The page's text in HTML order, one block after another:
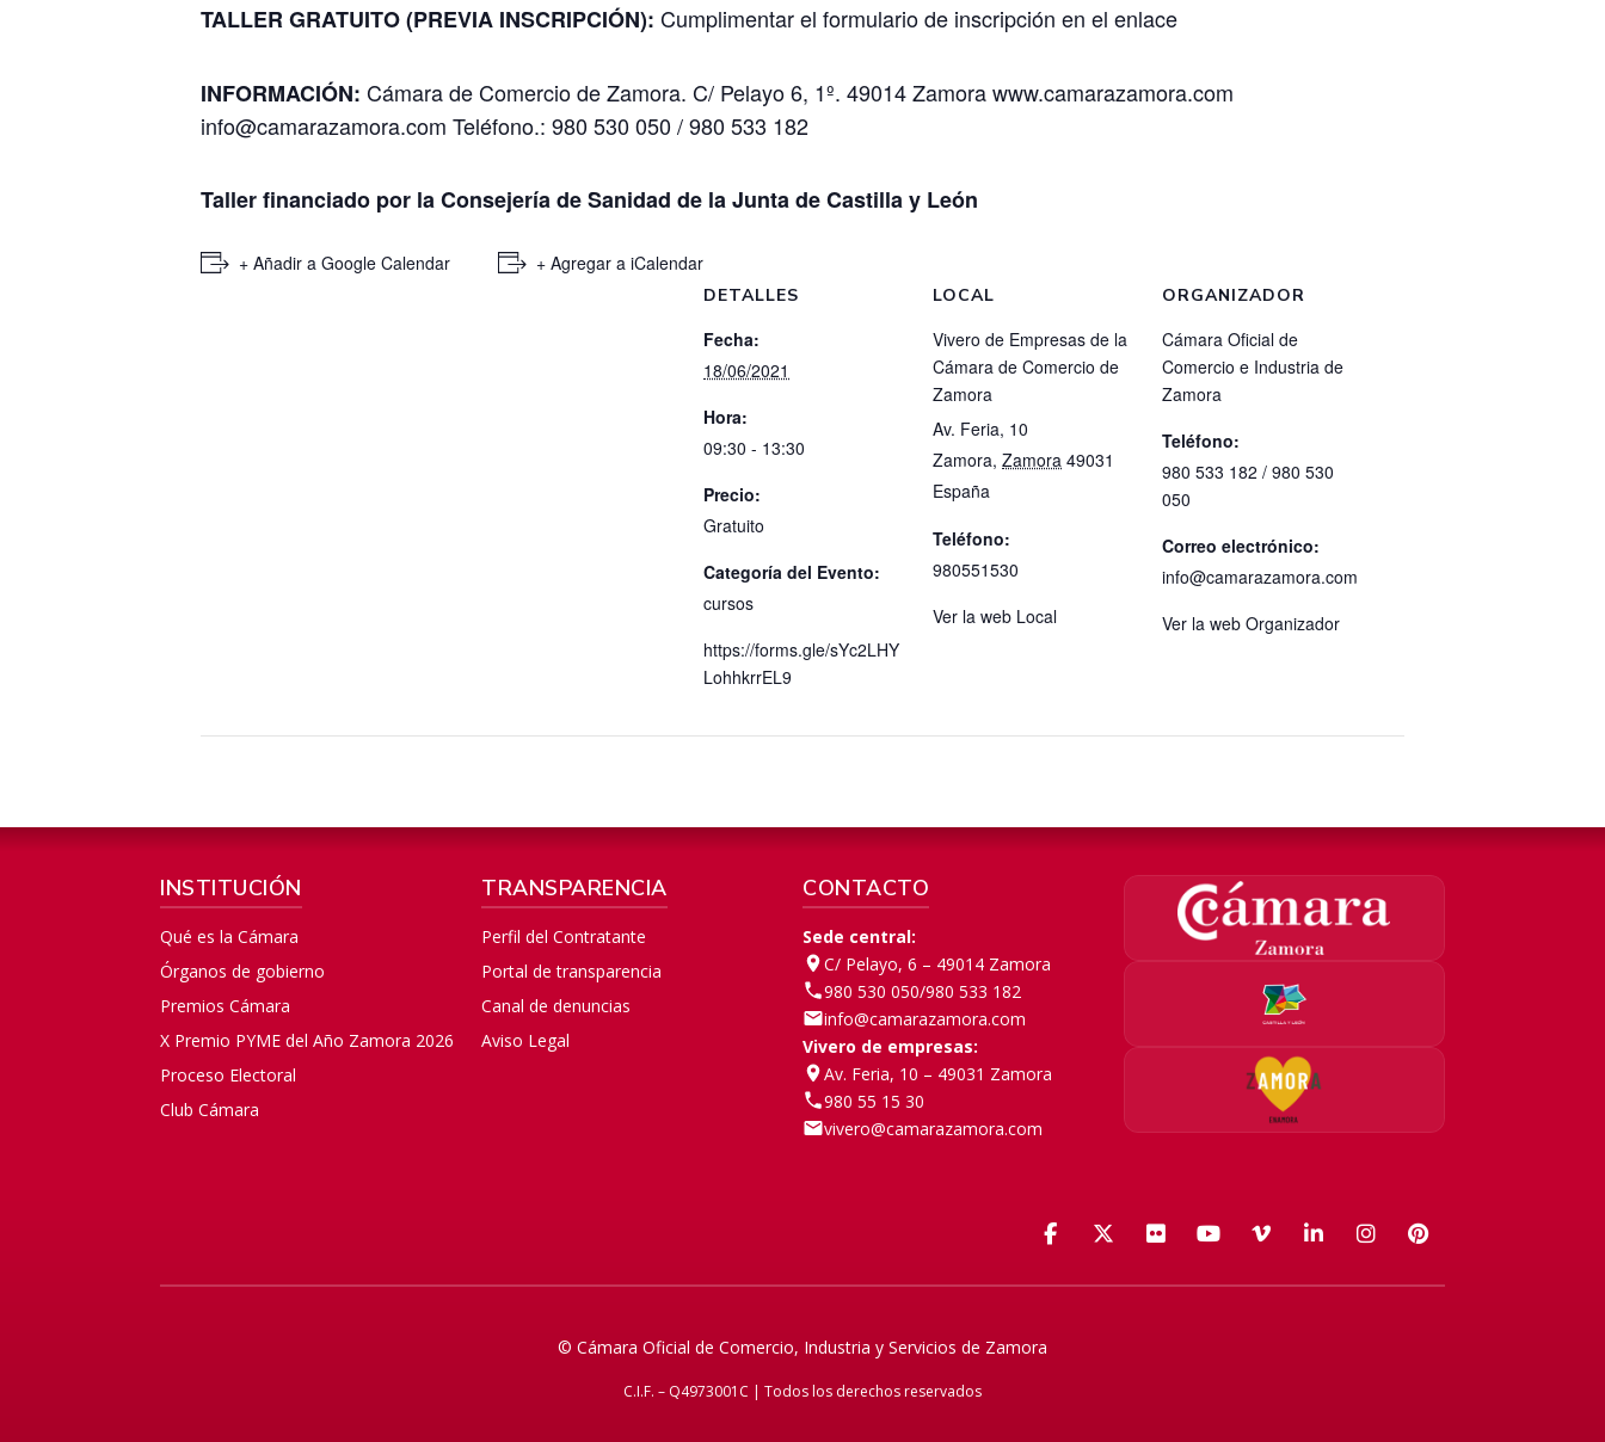
TALLER GRATUITO (PREVIA INSCRIPCIÓN): Cumplimentar el formulario de inscripción en el enlace
INFORMACIÓN: Cámara de Comercio de Zamora. C/ Pelayo 6, 1º. 49014 Zamorawww.camarazamora.com
info@camarazamora.com Teléfono.: 980 530 050 / 980 533 182
Taller financiado por la Consejería de Sanidad de la Junta de Castilla y León
+ Añadir a Google Calendar + Agregar a iCalendar
DETALLES
Fecha:
18/06/2021
Hora:
09:30 - 13:30
Precio:
Gratuito
Categoría del Evento:
cursos
https://forms.gle/sYc2LHY
LohhkrrEL9
LOCAL
Vivero de Empresas de la
Cámara de Comercio de
Zamora
Av. Feria, 10
Zamora, Zamora 49031
España
Teléfono:
980551530
Ver la web Local
ORGANIZADOR
Cámara Oficial de
Comercio e Industria de
Zamora
Teléfono:
980 533 182 / 980 530
050
Correo electrónico:
info@camarazamora.com
Ver la web Organizador
INSTITUCIÓN
Qué es la Cámara
Órganos de gobierno
Premios Cámara
X Premio PYME del Año Zamora 2026
Proceso Electoral
Club Cámara
TRANSPARENCIA
Perfil del Contratante
Portal de transparencia
Canal de denuncias
Aviso Legal
CONTACTO
Sede central:
C/ Pelayo, 6 – 49014 Zamora
980 530 050/980 533 182
info@camarazamora.com
Vivero de empresas:
Av. Feria, 10 – 49031 Zamora
980 55 15 30
vivero@camarazamora.com
Facebook
X (Twitter)
FlickrYouTube
VimeoLinkedIn
Instagram
Pinterest
© Cámara Oficial de Comercio, Industria y Servicios de Zamora
C.I.F. – Q4973001C | Todos los derechos reservados